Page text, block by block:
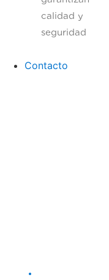
calidad y
seguridad
Contacto